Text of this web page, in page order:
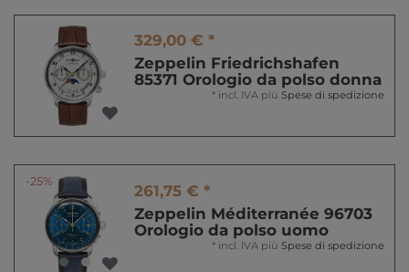
329,00 € *
Zeppelin Friedrichshafen
85371 Orologio da polso donna
* incl. IVA più Spese di spedizione
-25%
261,75 € *
Zeppelin Méditerranée 96703
Orologio da polso uomo
* incl. IVA più Spese di spedizione